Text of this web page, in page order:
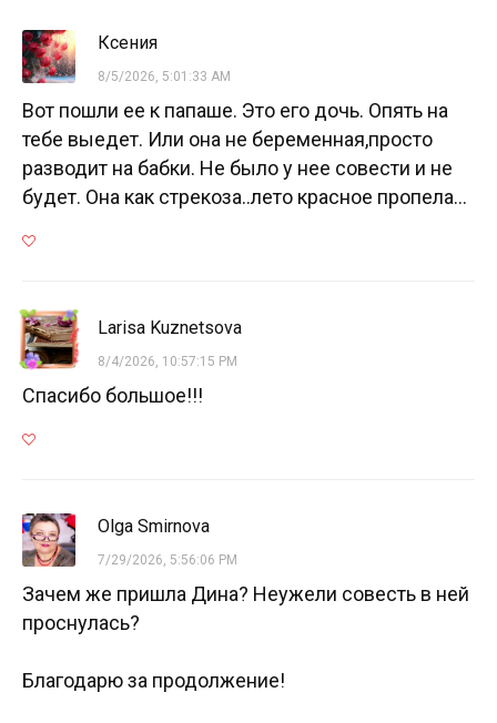
Кcения
8/5/2026, 5:01:33 AM
Вот пошли ее к папаше. Это его дочь. Опять на
тебе выедет. Или она не беременная,просто
разводит на бабки. Не было у нее совести и не
будет. Она как стрекоза..лето красное пропела...
Larisa Kuznetsova
8/4/2026, 10:57:15 PM
Спасибо большое!!!
Olga Smirnova
7/29/2026, 5:56:06 PM
Зачем же пришла Дина? Неужели совесть в ней
проснулась?
Благодарю за продолжение!